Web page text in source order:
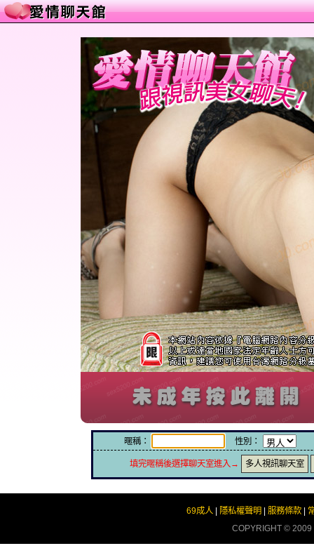
暱稱： 性別：
填完暱稱後選擇聊天室進入→ 多人視訊聊天室
69成人| 隱私權聲明 服務條款|
COPYRIGHT © 2009